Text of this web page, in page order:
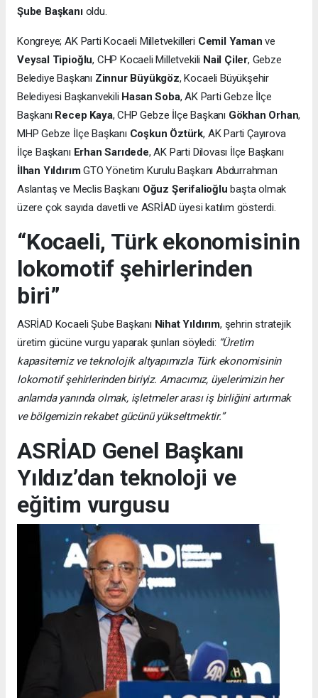
Şube Başkanıoldu.
Kongreye; AK Parti Kocaeli Milletvekilleri Cemil Yaman ve
Veysal Tipioğlu, CHP Kocaeli Milletvekili Nail Çiler, Gebze
Belediye Başkanı Zinnur Büyükgöz, Kocaeli Büyükşehir
Belediyesi Başkanvekili Hasan Soba, AK Parti Gebze İlçe
Başkanı Recep Kaya, CHP Gebze İlçe Başkanı Gökhan Orhan,
MHP Gebze İlçe Başkanı Coşkun Öztürk, AK Parti Çayırova
İlçe Başkanı Erhan Sarıdede, AK Parti Dilovası İlçe Başkanı
İlhan YıldırımGTO Yönetim Kurulu Başkanı Abdurrahman
Aslantaş ve Meclis Başkanı Oğuz Şerifalioğlu başta olmak
üzere çok sayıda davetli ve ASRİAD üyesi katılım gösterdi.
“Kocaeli, Türk ekonomisinin
lokomotif şehirlerinden
biri”
ASRİAD Kocaeli Şube Başkanı Nihat Yıldırım, şehrin stratejik
üretim gücüne vurgu yaparak şunları söyledi: “Üretim
kapasitemiz ve teknolojik altyapımızla Türk ekonomisinin
lokomotif şehirlerinden biriyiz. Amacımız, üyelerimizin her
anlamda yanında olmak, işletmeler arası iş birliğini artırmak
ve bölgemizin rekabet gücünü yükseltmektir.”
ASRİAD Genel Başkanı
Yıldız’dan teknoloji ve
eğitim vurgusu